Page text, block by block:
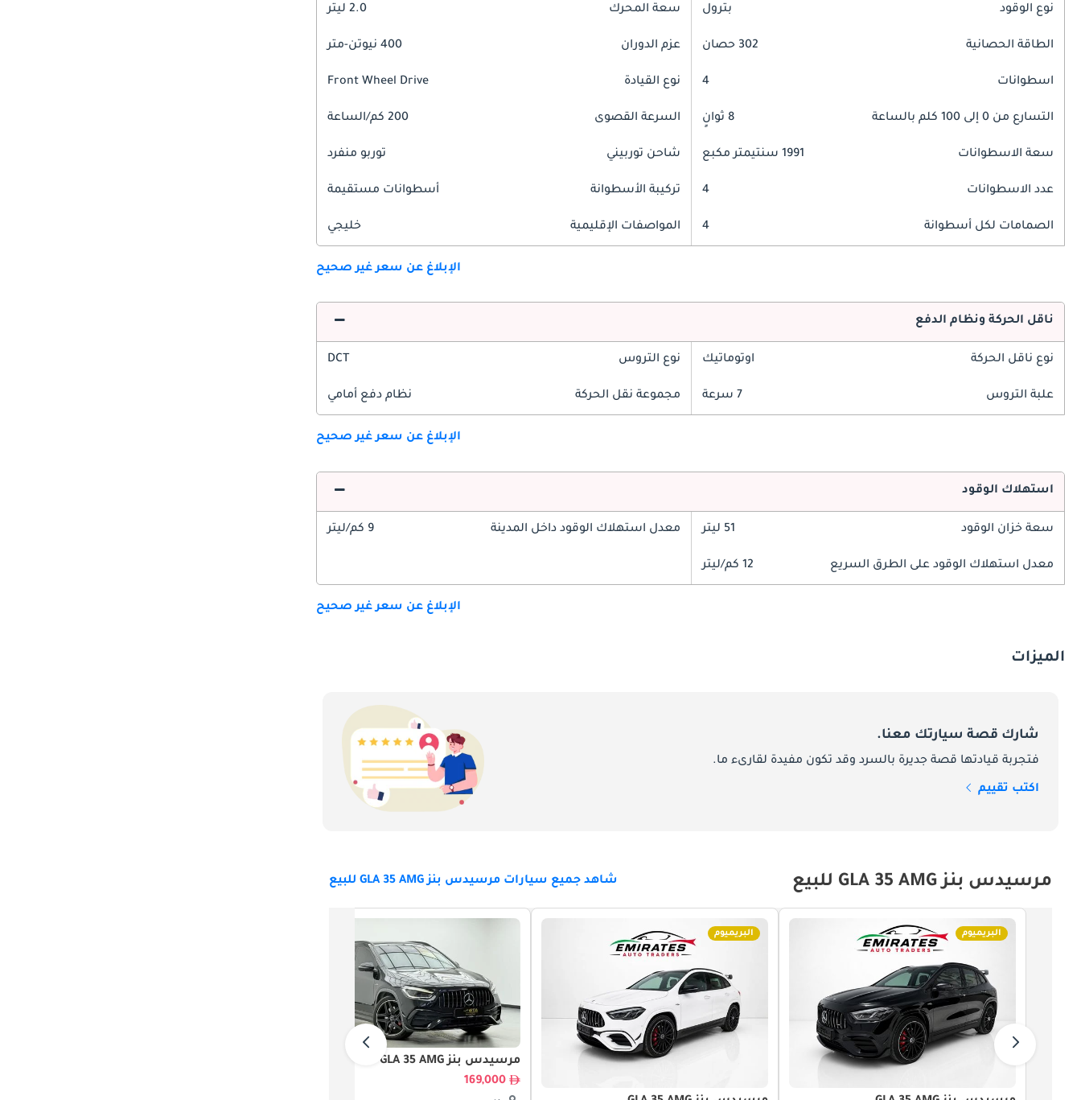
نوع الوقود بترول سعة المحرك 2.0 ليتر
الطاقة الحصانية 302 حصان عزم الدوران 400 نيوتن-متر
اسطوانات 4 نوع القيادة Front Wheel Drive
التسارع من 0 إلى 100 كلم بالساعة 8 ثوانٍ السرعة القصوى 200 كم/الساعة
سعة الاسطوانات 1991 سنتيمتر مكبع شاحن توربيني توربو منفرد
عدد الاسطوانات 4 تركيبة الأسطوانة أسطوانات مستقيمة
الصمامات لكل أسطوانة 4 المواصفات الإقليمية خليجي
الإبلاغ عن سعر غير صحيح
ناقل الحركة ونظام الدفع
نوع ناقل الحركة اوتوماتيك نوع التروس DCT
علبة التروس 7 سرعة مجموعة نقل الحركة نظام دفع أمامي
الإبلاغ عن سعر غير صحيح
استهلاك الوقود
سعة خزان الوقود 51 ليتر معدل استهلاك الوقود داخل المدينة 9 كم/ليتر
معدل استهلاك الوقود على الطرق السريع 12 كم/ليتر
الإبلاغ عن سعر غير صحيح
الميزات
شارك قصة سيارتك معنا.
فتجربة قيادتها قصة جديرة بالسرد وقد تكون مفيدة لقارىء ما.
اكتب تقييم
مرسيدس بنز GLA 35 AMG للبيع شاهد جميع سيارات مرسيدس بنز GLA 35 AMG للبيع
البريميوم البريميوم
مرسيدس بنز GLA 35 AMG
169,000